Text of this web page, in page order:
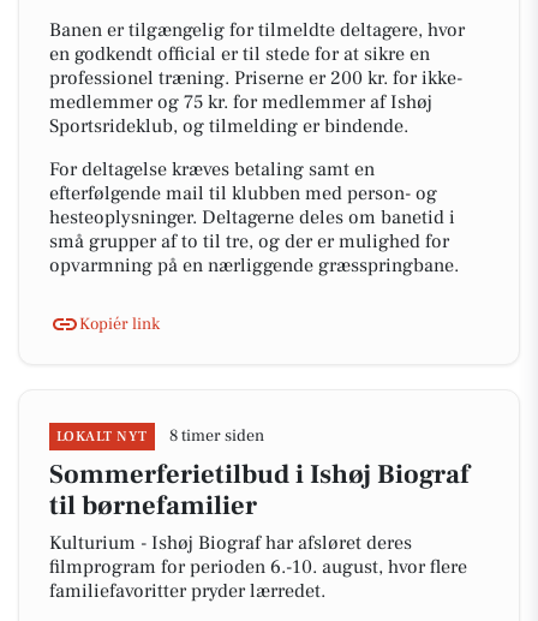
Banen er tilgængelig for tilmeldte deltagere, hvor
en godkendt official er til stede for at sikre en
professionel træning. Priserne er 200 kr. for ikke-
medlemmer og 75 kr. for medlemmer af Ishøj
Sportsrideklub, og tilmelding er bindende.
For deltagelse kræves betaling samt en
efterfølgende mail til klubben med person- og
hesteoplysninger. Deltagerne deles om banetid i
små grupper af to til tre, og der er mulighed for
opvarmning på en nærliggende græsspringbane.
Kopiér link
LOKALT NYT 8 timer siden
Sommerferietilbud i Ishøj Biograf
til børnefamilier
Kulturium - Ishøj Biograf har afsløret deres
filmprogram for perioden 6.-10. august, hvor flere
familiefavoritter pryder lærredet.